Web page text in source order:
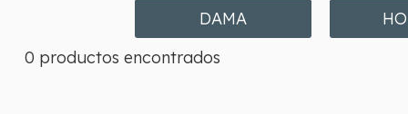
DAMA
0 productos encontrados